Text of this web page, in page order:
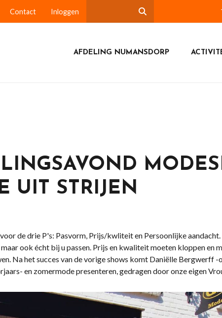
Contact Inloggen
AFDELING NUMANSDORP
UIT STRIJEN
de drie P's: Pasvorm, Prijs/kwliteit en Persoonlijke
ook écht bij u passen. Prijs en kwaliteit moeten kloppen en
Na het succes van de vorige shows komt Daniëlle Bergwerff
en zomermode presenteren, gedragen door onze eigen